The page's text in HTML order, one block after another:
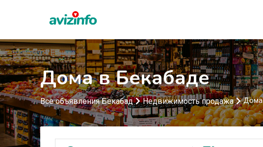
Дома в Бекабаде
Все объявления Бекабад Недвижимость продажа Дома